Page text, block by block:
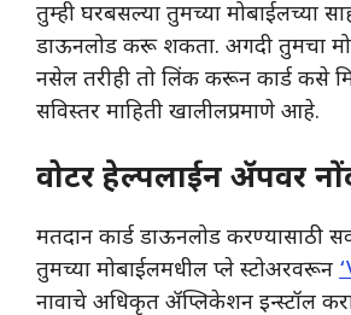
तुम्ही घरबसल्या तुमच्या मोबाईलच्या
डाऊनलोड करू शकता. अगदी तुमचा
नसेल तरीही तो लिंक करून कार्ड कसे
सविस्तर माहिती खालीलप्रमाणे आहे.
वोटर हेल्पलाईन ॲपवर
​मतदान कार्ड डाऊनलोड करण्यासाठी
तुमच्या मोबाईलमधील प्ले स्टोअरवरून
नावाचे अधिकृत ॲप्लिकेशन इन्स्टॉल